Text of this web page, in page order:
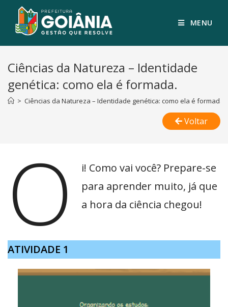
MENU
Ciências da Natureza – Identidade
genética: como ela é formada.
> Ciências da Natureza – Identidade genética: como ela é formada.
Voltar
O
i! Como vai você? Prepare-se
para aprender muito, já que
a hora da ciência chegou!
ATIVIDADE 1